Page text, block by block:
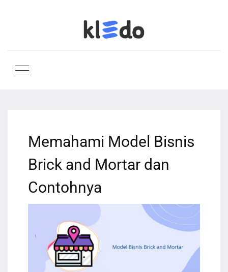
Memahami Model Bisnis
Brick and Mortar dan
Contohnya